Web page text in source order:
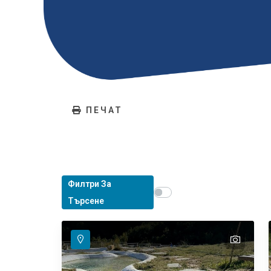
ПЕЧАТ
Филтри За
Търсене
Show map on mouse hover
text